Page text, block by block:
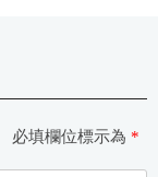
必填欄位標示為 *